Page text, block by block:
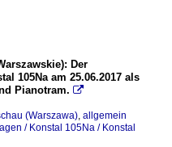
Der
105Na am 25.06.2017 als
Pianotram. 
(Warszawa), allgemein
/ Konstal 105Na / Konstal